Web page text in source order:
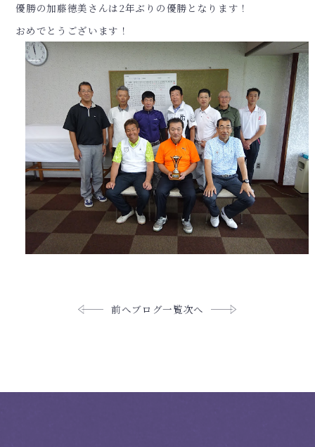
優勝の加藤徳美さんは2年ぶりの優勝となります！
おめでとうございます！
前へブログ一覧次へ